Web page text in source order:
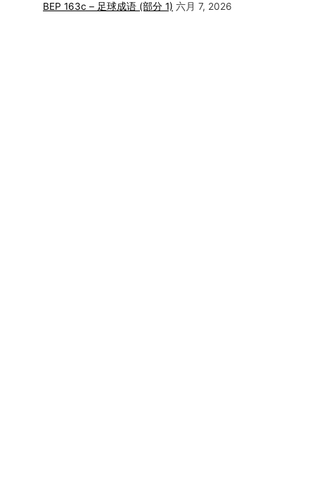
BEP 163c – 足球成语 (部分 1) 六月 7, 2026